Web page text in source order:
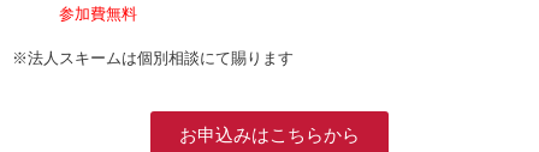
参加費無料
※法人スキームは個別相談にて賜ります
お申込みはこちらから